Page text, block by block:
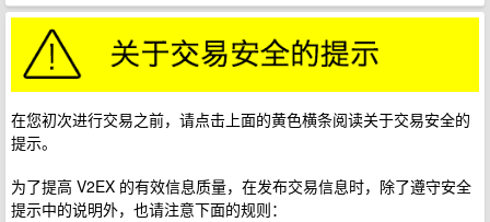
在您初次进行交易之前，请点击上面的黄色横条阅读关于交易安全的
提示。
为了提高 V2EX 的有效信息质量，在发布交易信息时，除了遵守安全
提示中的说明外，也请注意下面的规则：